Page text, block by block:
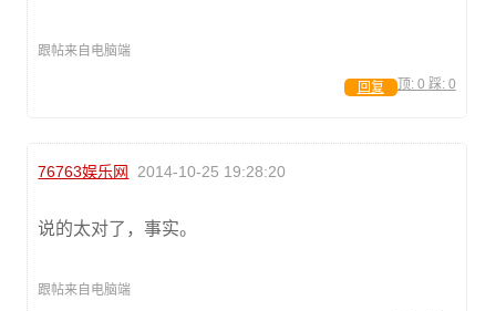
跟帖来自电脑端
顶: 0 踩: 0
回复
76763娱乐网 2014-10-25 19:28:20
说的太对了，事实。
跟帖来自电脑端